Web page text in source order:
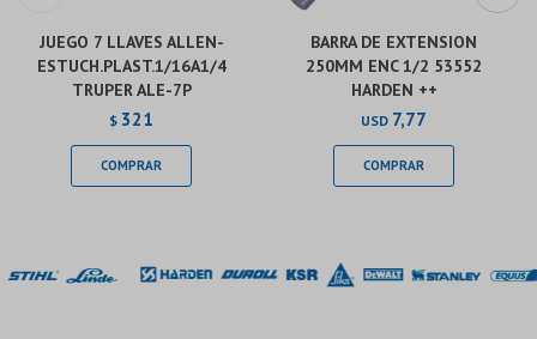
JUEGO 7 LLAVES ALLEN-
ESTUCH.PLAST.1/16A1/4
TRUPER ALE-7P
$ 321
BARRA DE EXTENSION
250MM ENC 1/2 53552
HARDEN ++
USD 7,77